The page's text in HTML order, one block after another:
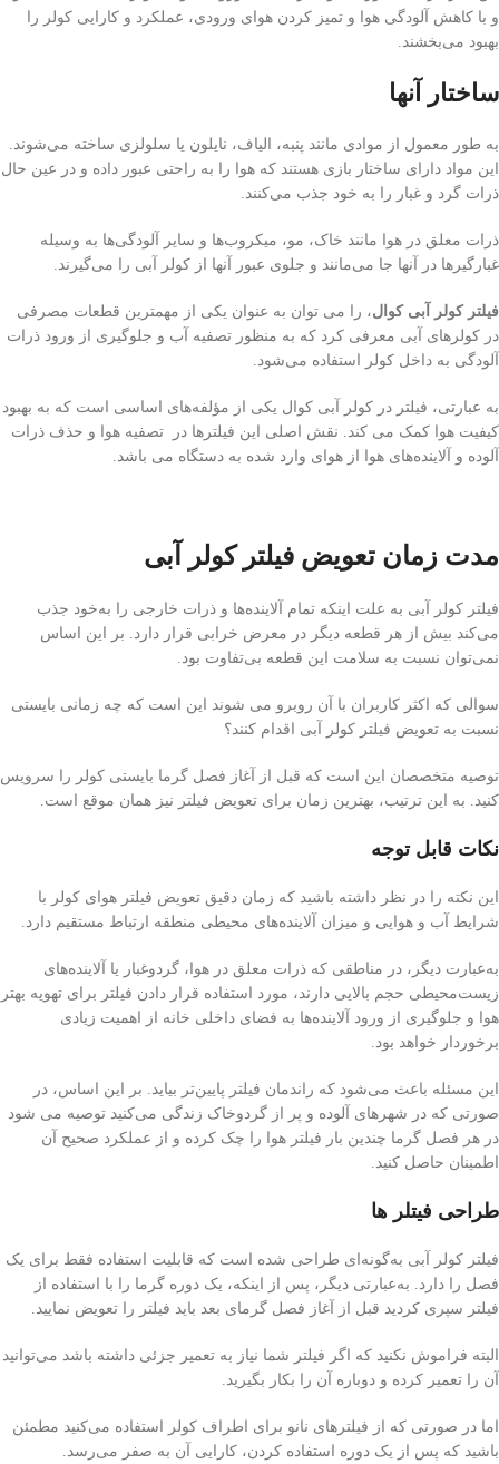
و با کاهش آلودگی هوا و تمیز کردن هوای ورودی، عملکرد و کارایی کولر را
بهبود می‌بخشند.
ساختار آنها
به طور معمول از موادی مانند پنبه، الیاف، نایلون یا سلولزی ساخته می‌شوند.
این مواد دارای ساختار بازی هستند که هوا را به راحتی عبور داده و در عین حال
ذرات گرد و غبار را به خود جذب می‌کنند.
ذرات معلق در هوا مانند خاک، مو، میکروب‌ها و سایر آلودگی‌ها به وسیله
غبارگیرها در آنها جا می‌مانند و جلوی عبور آنها از کولر آبی را می‌گیرند.
فیلتر کولر آبی کوال، را می توان به عنوان یکی از مهمترین قطعات مصرفی
در کولرهای آبی معرفی کرد که به منظور تصفیه آب و جلوگیری از ورود ذرات
آلودگی به داخل کولر استفاده می‌شود.
به عبارتی، فیلتر در کولر آبی کوال یکی از مؤلفه‌های اساسی است که به بهبود
کیفیت هوا کمک می کند. نقش اصلی این فیلترها در تصفیه هوا و حذف ذرات
آلوده و آلاینده‌های هوا از هوای وارد شده به دستگاه می باشد.
مدت زمان تعویض فیلتر کولر آبی
فیلتر کولر آبی به علت اینکه تمام آلاینده‌ها و ذرات خارجی را به‌خود جذب
می‌کند بیش از هر قطعه دیگر در معرض خرابی قرار دارد. بر این اساس
نمی‌توان نسبت به سلامت این قطعه بی‌تفاوت بود.
سوالی که اکثر کاربران با آن روبرو می شوند این است که چه زمانی بایستی
نسبت به تعویض فیلتر کولر آبی اقدام کنند؟
توصیه متخصصان این است که قبل از آغاز فصل گرما بایستی کولر را سرویس
کنید. به این ترتیب، بهترین زمان برای تعویض فیلتر نیز همان موقع است.
نکات قابل توجه
این نکته را در نظر داشته باشید که زمان دقیق تعویض فیلتر هوای کولر با
شرایط آب و هوایی و میزان آلاینده‌های محیطی منطقه ارتباط مستقیم دارد.
به‌عبارت دیگر، در مناطقی که ذرات معلق در هوا، گردوغبار یا آلاینده‌های
زیست‌محیطی حجم بالایی دارند، مورد استفاده قرار دادن فیلتر برای تهویه بهتر
هوا و جلوگیری از ورود آلاینده‌ها به فضای داخلی خانه از اهمیت زیادی
برخوردار خواهد بود.
این مسئله باعث می‌شود که راندمان فیلتر پایین‌تر بیاید. بر این اساس، در
صورتی که در شهرهای آلوده و پر از گردوخاک زندگی می‌کنید توصیه می شود
در هر فصل گرما چندین بار فیلتر هوا را چک کرده و از عملکرد صحیح آن
اطمینان حاصل کنید.
طراحی فیتلر ها
فیلتر کولر آبی به‌گونه‌ای طراحی شده است که قابلیت استفاده فقط برای یک‌
فصل را دارد. به‌عبارتی دیگر، پس از اینکه، یک دوره گرما را با استفاده از
فیلتر سپری کردید قبل از آغاز فصل گرمای بعد باید فیلتر را تعویض نمایید.
البته فراموش نکنید که اگر فیلتر شما نیاز به تعمیر جزئی داشته باشد می‌توانید
آن را تعمیر کرده و دوباره آن را بکار بگیرید.
اما در صورتی که از فیلترهای نانو برای اطراف کولر استفاده می‌کنید مطمئن
باشید که پس از یک دوره استفاده کردن، کارایی آن به صفر می‌رسد.